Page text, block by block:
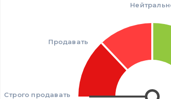
Строго продавать
Продавать